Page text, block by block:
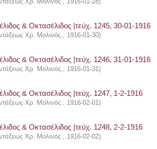
& Οκτασέλιδος |τεύχ. 1245, 30-01-1916
Χρ. Μολινός., 1916-01-30)
& Οκτασέλιδος |τεύχ. 1246, 31-01-1916
Χρ. Μολινός., 1916-01-31)
& Οκτασέλιδος |τεύχ. 1247, 1-2-1916
Χρ. Μολινός., 1916-02-01)
& Οκτασέλιδος |τεύχ. 1248, 2-2-1916
Χρ. Μολινός., 1916-02-02)